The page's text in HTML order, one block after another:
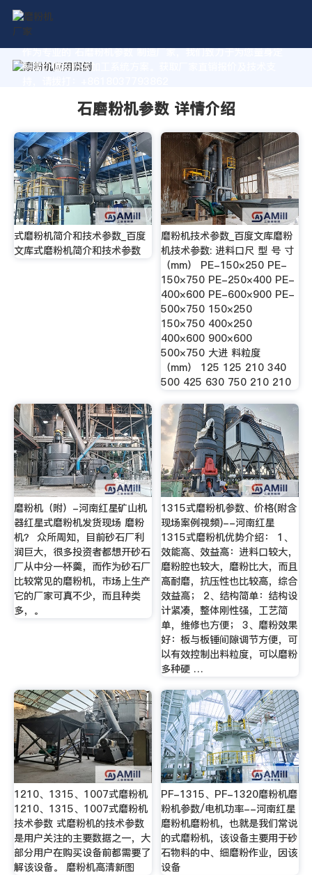
作为专业的 石磨粉机参数 制造厂家，我们致力于为您量身定
制高价值的粉体加工系统方案。获取厂家直销报价及技术支
石磨粉机参数 详情介绍
式磨粉机简介和技术参数_百度
文库式磨粉机简介和技术参数
磨粉机技术参数_百度文库磨粉
机技术参数: 进料口尺 型 号 寸
（mm） PE-150×250 PE-
150×750 PE-250×400 PE-
400×600 PE-600×900 PE-
500×750 150×250
150×750 400×250
400×600 900×600
500×750 大进 料粒度
（mm） 125 125 210 340
500 425 630 750 210 210
磨粉机（附）-河南红星矿山机
器红星式磨粉机发货现场 磨粉
机？ 众所周知，目前砂石厂利
润巨大，很多投资者都想开砂石
厂从中分一杯羹，而作为砂石厂
比较常见的磨粉机，市场上生产
它的厂家可真不少，而且种类
多，。
1315式磨粉机参数、价格(附含
现场案例视频)--河南红星
1315式磨粉机优势介绍： 1、
效能高、效益高：进料口较大，
磨粉腔也较大，磨粉比大，而且
高耐磨，抗压性也比较高，综合
效益高； 2、结构简单：结构设
计紧凑，整体刚性强，工艺简
单，维修也方便； 3、磨粉效果
好：板与板锤间隙调节方便，可
以有效控制出料粒度，可以磨粉
多种硬 …
1210、1315、1007式磨粉机
1210、1315、1007式磨粉机
技术参数 式磨粉机的技术参数
是用户关注的主要数据之一，大
部分用户在购买设备前都需要了
解该设备。 磨粉机高清新图
PF-1315、PF-1320磨粉机磨
粉机参数/电机功率--河南红星
磨粉机磨粉机，也就是我们常说
的式磨粉机，该设备主要用于砂
石物料的中、细磨粉作业，因该
设备